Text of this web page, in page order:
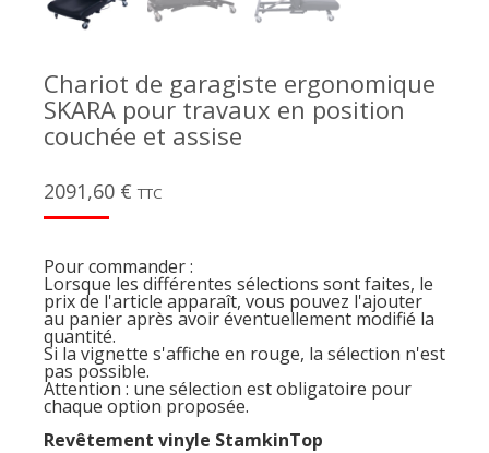
Chariot de garagiste ergonomique
SKARA pour travaux en position
couchée et assise
2091,60 € TTC
Pour commander :
Lorsque les différentes sélections sont faites, le
prix de l'article apparaît, vous pouvez l'ajouter
au panier après avoir éventuellement modifié la
quantité.
Si la vignette s'affiche en rouge, la sélection n'est
pas possible.
Attention : une sélection est obligatoire pour
chaque option proposée.
Revêtement vinyle StamkinTop